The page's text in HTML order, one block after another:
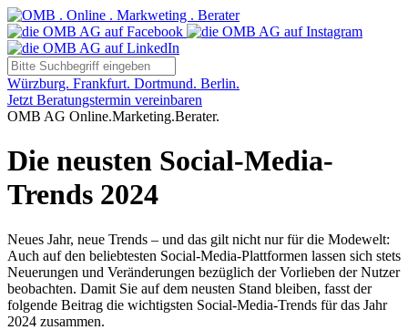
Würzburg. Frankfurt. Dortmund. Berlin.
Jetzt Beratungstermin vereinbaren
OMB AG Online.Marketing.Berater.
Die neusten Social-Media-
Trends 2024
Neues Jahr, neue Trends – und das gilt nicht nur für die Modewelt:
Auch auf den beliebtesten Social-Media-Plattformen lassen sich stets
Neuerungen und Veränderungen bezüglich der Vorlieben der Nutzer
beobachten. Damit Sie auf dem neusten Stand bleiben, fasst der
folgende Beitrag die wichtigsten Social-Media-Trends für das Jahr
2024 zusammen.